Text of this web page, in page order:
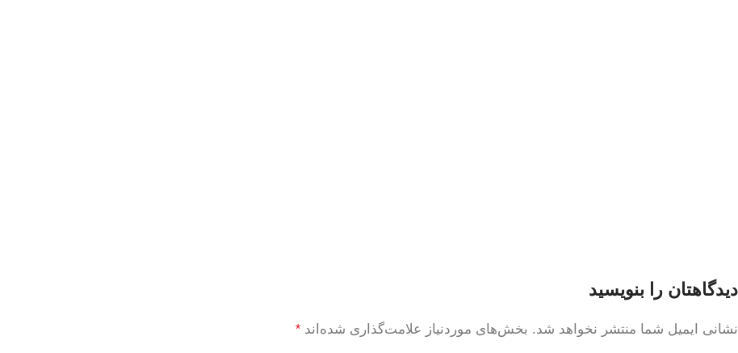
دیدگاهتان را بنویسید
نشانی ایمیل شما منتشر نخواهد شد. بخش‌های موردنیاز علامت‌گذاری شده‌اند *